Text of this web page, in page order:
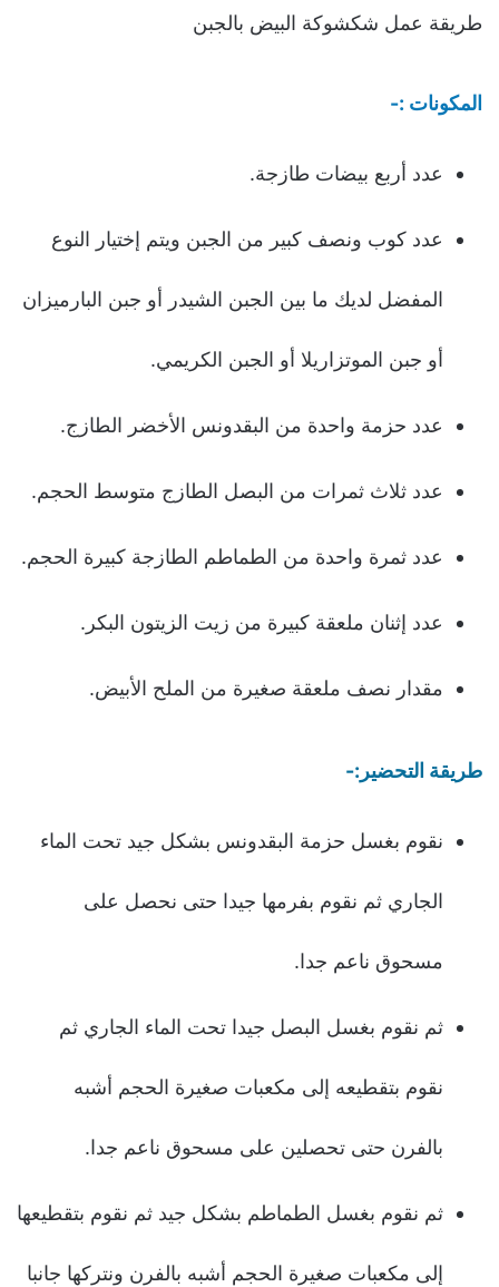
طريقة عمل شكشوكة البيض بالجبن
المكونات :-
عدد أربع بيضات طازجة.
عدد كوب ونصف كبير من الجبن ويتم إختيار النوع
المفضل لديك ما بين الجبن الشيدر أو جبن البارميزان
أو جبن الموتزاريلا أو الجبن الكريمي.
عدد حزمة واحدة من البقدونس الأخضر الطازج.
عدد ثلاث ثمرات من البصل الطازج متوسط الحجم.
عدد ثمرة واحدة من الطماطم الطازجة كبيرة الحجم.
عدد إثنان ملعقة كبيرة من زيت الزيتون البكر.
مقدار نصف ملعقة صغيرة من الملح الأبيض.
طريقة التحضير:-
نقوم بغسل حزمة البقدونس بشكل جيد تحت الماء
الجاري ثم نقوم بفرمها جيدا حتى نحصل على
مسحوق ناعم جدا.
ثم نقوم بغسل البصل جيدا تحت الماء الجاري ثم
نقوم بتقطيعه إلى مكعبات صغيرة الحجم أشبه
بالفرن حتى تحصلين على مسحوق ناعم جدا.
ثم نقوم بغسل الطماطم بشكل جيد ثم نقوم بتقطيعها
إلى مكعبات صغيرة الحجم أشبه بالفرن ونتركها جانبا